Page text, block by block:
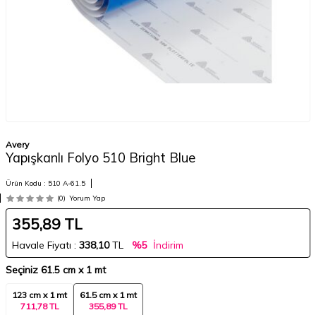
Avery
Yapışkanlı Folyo 510 Bright Blue
Ürün Kodu : 510 A-61.5
(0) Yorum Yap
355,89 TL
Havale Fiyatı : 338,10TL %5 İndirim
Seçiniz 61.5 cm x 1 mt
123 cm x 1 mt
711,78 TL
61.5 cm x 1 mt
355,89 TL